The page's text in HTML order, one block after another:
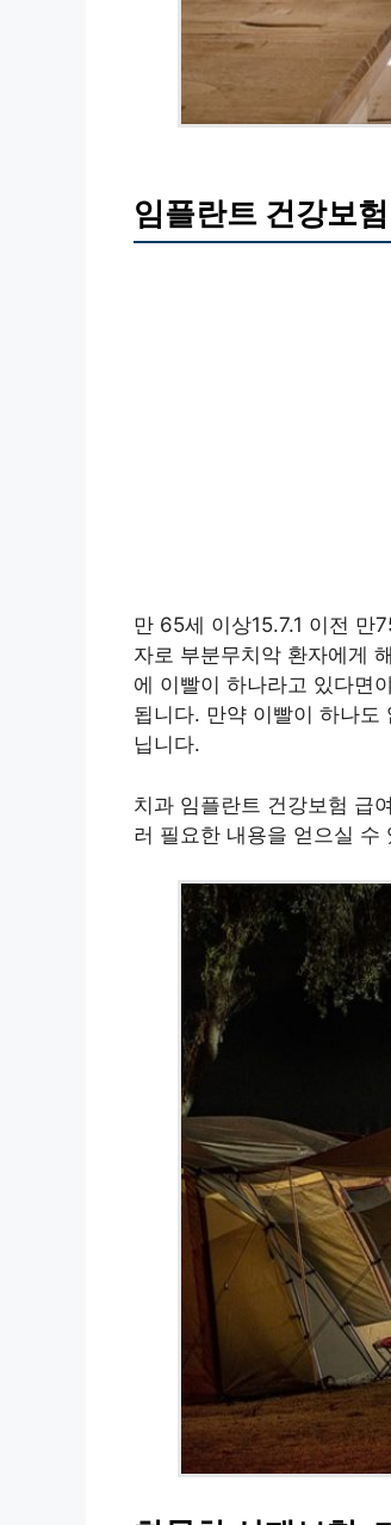
임플란트 건강보
만 65세 이상15.7.1 이전 만
자로 부분무치악 환자에게
에 이빨이 하나라고 있다면
됩니다. 만약 이빨이 하나도
닙니다.
치과 임플란트 건강보험 급
러 필요한 내용을 얻으실 수